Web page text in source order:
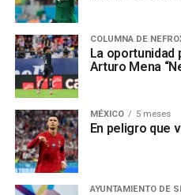
COLUMNA DE
La oportunidad
Arturo Mena
MÉXICO 5 meses
En peligro que
AYUNTAMIENTO DE